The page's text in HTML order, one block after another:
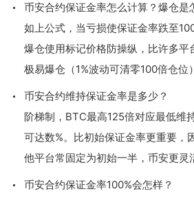
币安合约保证金率怎么计算？爆仓是
如上公式，当亏损使保证金率跌至
爆仓使用标记价格防操纵，比许多平
极易爆仓（1%波动可清零100倍仓位
币安合约维持保证金率是多少？
阶梯制，BTC最高125倍对应最低维
可达数%。比初始保证金率更重要，
他平台常固定为初始一半，币安更灵
币安合约保证金率100%会怎样？